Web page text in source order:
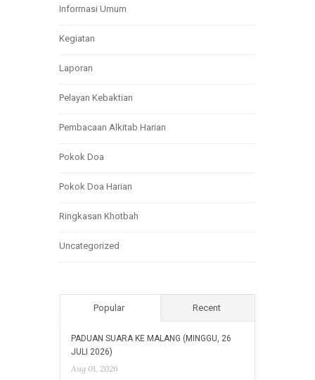
Informasi Umum
Kegiatan
Laporan
Pelayan Kebaktian
Pembacaan Alkitab Harian
Pokok Doa
Pokok Doa Harian
Ringkasan Khotbah
Uncategorized
Popular Recent
PADUAN SUARA KE MALANG (MINGGU, 26
JULI 2026)
Aug 01, 2026